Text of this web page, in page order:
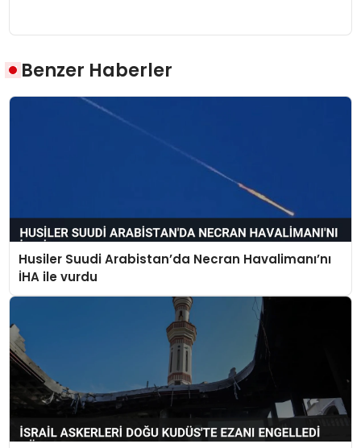
Benzer Haberler
Husiler Suudi Arabistan’da Necran Havalimanı’nı
İHA ile vurdu